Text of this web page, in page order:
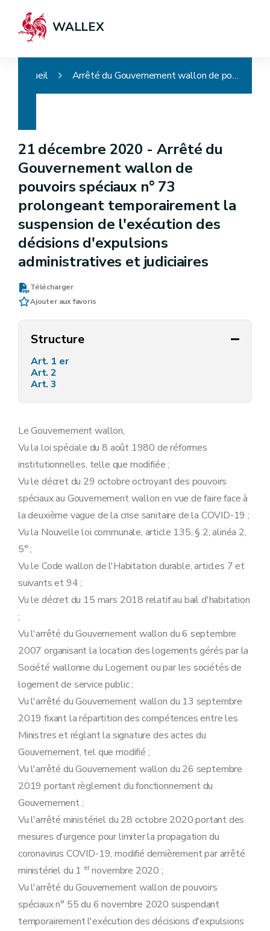
WALLEX
Accueil Arrêté du Gouvernement wallon de pouvoirs spéciaux n° 73 prolongeant temporairement la suspension de l'exécution des décisions d'expulsions administratives et judiciaires
21 décembre 2020 - Arrêté du
Gouvernement wallon de
pouvoirs spéciaux n° 73
prolongeant temporairement la
suspension de l'exécution des
décisions d'expulsions
administratives et judiciaires
Télécharger
Ajouter aux favoris
Structure
Art. 1 er
Art. 2
Art. 3
Le Gouvernement wallon,
Vu la loi spéciale du 8 août 1980 de réformes
institutionnelles, telle que modifiée ;
Vu le décret du 29 octobre octroyant des pouvoirs
spéciaux au Gouvernement wallon en vue de faire face à
la deuxième vague de la crise sanitaire de la COVID-19 ;
Vu la Nouvelle loi communale, article 135, § 2, alinéa 2,
5° ;
Vu le Code wallon de l'Habitation durable, articles 7 et
suivants et 94 ;
Vu le décret du 15 mars 2018 relatif au bail d'habitation
;
Vu l'arrêté du Gouvernement wallon du 6 septembre
2007 organisant la location des logements gérés par la
Société wallonne du Logement ou par les sociétés de
logement de service public ;
Vu l'arrêté du Gouvernement wallon du 13 septembre
2019 fixant la répartition des compétences entre les
Ministres et réglant la signature des actes du
Gouvernement, tel que modifié ;
Vu l'arrêté du Gouvernement wallon du 26 septembre
2019 portant règlement du fonctionnement du
Gouvernement ;
Vu l'arrêté ministériel du 28 octobre 2020 portant des
mesures d'urgence pour limiter la propagation du
coronavirus COVID-19, modifié dernièrement par arrêté
ministériel du 1 ernovembre 2020 ;
Vu l'arrêté du Gouvernement wallon de pouvoirs
spéciaux n° 55 du 6 novembre 2020 suspendant
temporairement l'exécution des décisions d'expulsions